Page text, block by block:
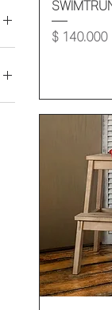
Precio
$ 140.000